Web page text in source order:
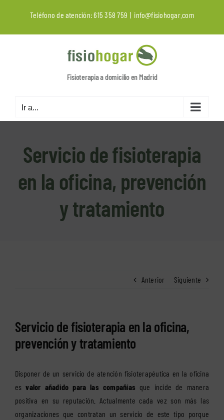
contenido
Teléfono de atención:615 358 759 | info@fisiohogar.com
Fisioterapia a domicilio en Madrid
Ir a...
Servicio de fisioterapia
en la oficina, prevención
y tratamiento
Anterior Siguiente
Servicio de fisioterapia en la oficina,
prevención y tratamiento
Disponer de un servicio de atención fisioterapéutica en la oficina
esvalor añadido para las compañías que incide de manera
positiva en su reputación. Actualmente cada vez son más las
organizaciones que contratan un servicio de este tipo porque